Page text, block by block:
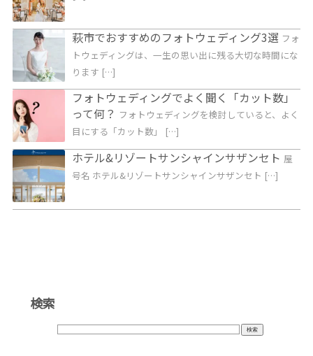
萩市でおすすめのフォトウェディング3選 フォ
トウェディングは、一生の思い出に残る大切な時間にな
ります […]
フォトウェディングでよく聞く「カット数」
って何？ フォトウェディングを検討していると、よく
目にする「カット数」 […]
ホテル&リゾートサンシャインサザンセト 屋
号名 ホテル&リゾートサンシャインサザンセト […]
検索